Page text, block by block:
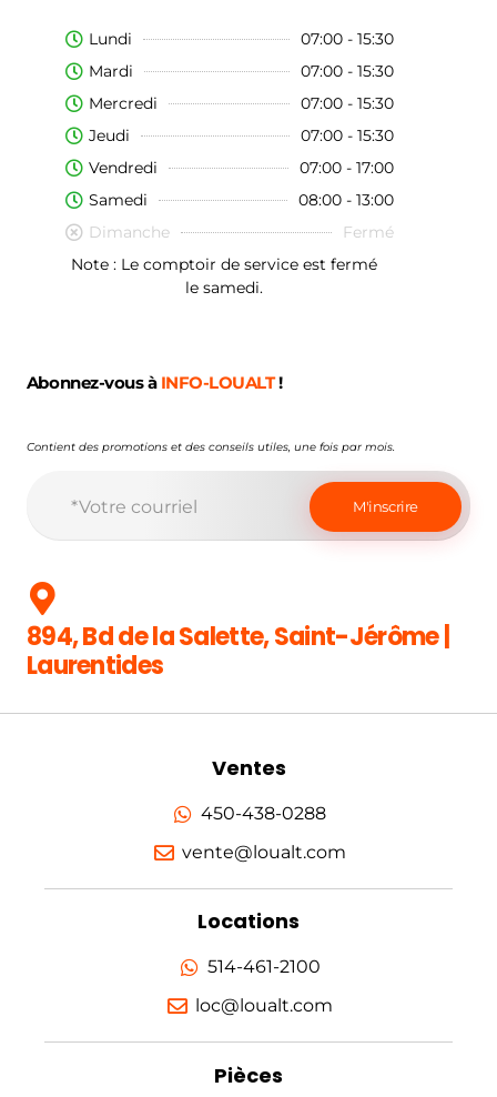
Lundi
07:00 - 15:30
Mardi
07:00 - 15:30
Mercredi
07:00 - 15:30
Jeudi
07:00 - 15:30
Vendredi
07:00 - 17:00
Samedi
08:00 - 13:00
Dimanche
Fermé
Note : Le comptoir de service est fermé
le samedi.
Abonnez-vous à INFO-LOUALT!
Contient des promotions et des conseils utiles, une fois par mois.
894, Bd de la Salette, Saint-Jérôme |
Laurentides
Ventes
450-438-0288
vente@loualt.com
Locations
514-461-2100
loc@loualt.com
Pièces